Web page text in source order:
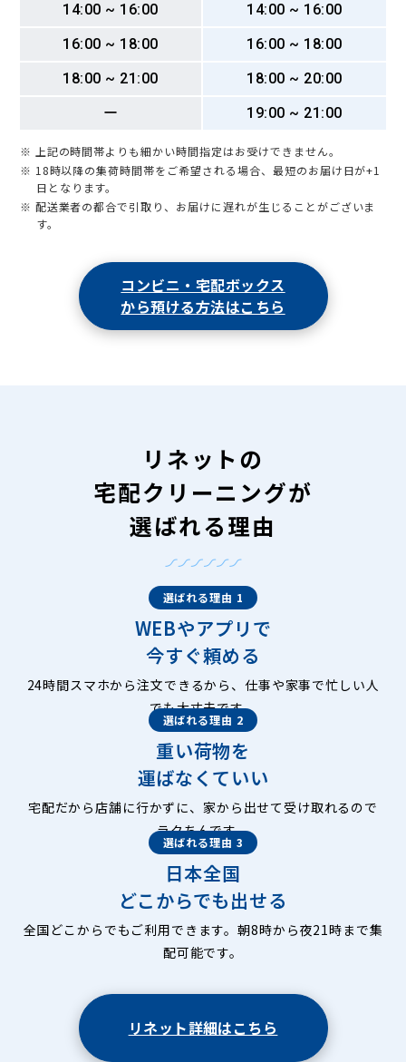
14:00 ~ 16:00
14:00 ~ 16:00
16:00 ~ 18:00
16:00 ~ 18:00
18:00 ~ 21:00
18:00 ~ 20:00
ー
19:00 ~ 21:00
※ 上記の時間帯よりも細かい時間指定はお受けできません。
※ 18時以降の集荷時間帯をご希望される場合、最短のお届け日が+1
日となります。
※ 配送業者の都合で引取り、お届けに遅れが生じることがございま
す。
コンビニ・宅配ボックス
から預ける方法はこちら
リネットの
宅配クリーニングが
選ばれる理由
選ばれる理由 1
WEBやアプリで
今すぐ頼める
24時間スマホから注文できるから、仕事や家事で忙しい人
でも大丈夫です。
選ばれる理由 2
重い荷物を
運ばなくていい
宅配だから店舗に行かずに、家から出せて受け取れるので
ラクちんです。
選ばれる理由 3
日本全国
どこからでも出せる
全国どこからでもご利用できます。朝8時から夜21時まで集
配可能です。
リネット詳細はこちら